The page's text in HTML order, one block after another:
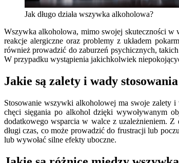
Jak długo działa wszywka alkoholowa?
Wszywka alkoholowa, mimo swojej skuteczności w
reakcje alergiczne oraz problemy z układem
również prowadzić do zaburzeń psychicznych,
W przypadku wystąpienia jakichkolwiek
Jakie są zalety i wady
Stosowanie wszywki alkoholowej ma swoje zalety
chęci sięgania po alkohol dzięki wywoływanym
dodatkowego wsparcia w walce z uzależnieniem.
długi czas, co może prowadzić do frustracji lub
lub wywołać silne efekty uboczne.